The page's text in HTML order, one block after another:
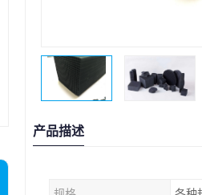
产品描述